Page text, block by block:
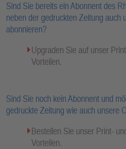
Sind Sie bereits ein Abonnent des
neben der gedruckten Zeitung auch
abonnieren?
Upgraden Sie auf unser
Vorteilen.
Sind Sie noch kein Abonnent und
gedruckte Zeitung wie auch unsere
Bestellen Sie unser Print-
Vorteilen.